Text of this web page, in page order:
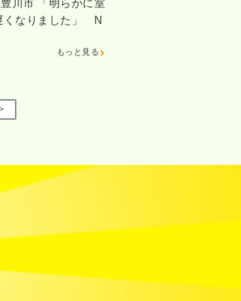
川市 「明らかに室
くなりました」 N
もっと見る